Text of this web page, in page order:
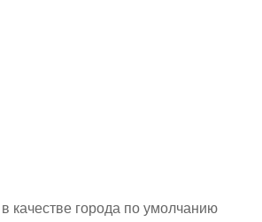
качестве города по умолчанию